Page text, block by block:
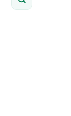
Pesquisar